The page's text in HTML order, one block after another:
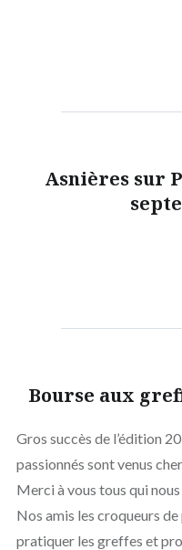
Asnières sur
Bourse aux
Gros succès de l’édition
passionnés sont venus
Merci à vous tous qui
Nos amis les croqueurs
pratiquer les greffes et